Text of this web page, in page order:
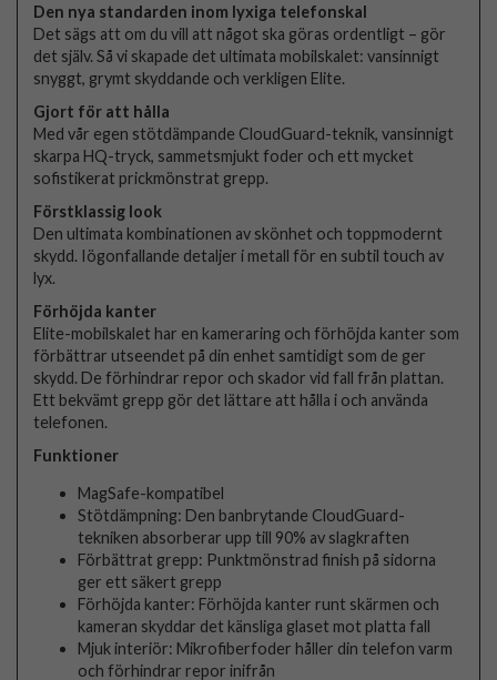
Den nya standarden inom lyxiga telefonskal
Det sägs att om du vill att något ska göras ordentligt – gör
det själv. Så vi skapade det ultimata mobilskalet: vansinnigt
snyggt, grymt skyddande och verkligen Elite.
Gjort för att hålla
Med vår egen stötdämpande CloudGuard-teknik, vansinnigt
skarpa HQ-tryck, sammetsmjukt foder och ett mycket
sofistikerat prickmönstrat grepp.
Förstklassig look
Den ultimata kombinationen av skönhet och toppmodernt
skydd. Iögonfallande detaljer i metall för en subtil touch av
lyx.
Förhöjda kanter
Elite-mobilskalet har en kameraring och förhöjda kanter som
förbättrar utseendet på din enhet samtidigt som de ger
skydd. De förhindrar repor och skador vid fall från plattan.
Ett bekvämt grepp gör det lättare att hålla i och använda
telefonen.
Funktioner
MagSafe-kompatibel
Stötdämpning: Den banbrytande CloudGuard-
tekniken absorberar upp till 90% av slagkraften
Förbättrat grepp: Punktmönstrad finish på sidorna
ger ett säkert grepp
Förhöjda kanter: Förhöjda kanter runt skärmen och
kameran skyddar det känsliga glaset mot platta fall
Mjuk interiör: Mikrofiberfoder håller din telefon varm
och förhindrar repor inifrån